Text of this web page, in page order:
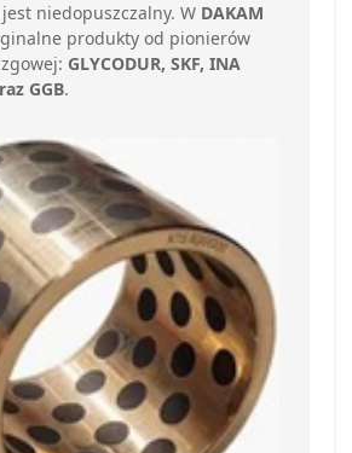
niedopuszczalny. W DAKAM
produkty od pionierów
GLYCODUR, SKF, INA
GGB.